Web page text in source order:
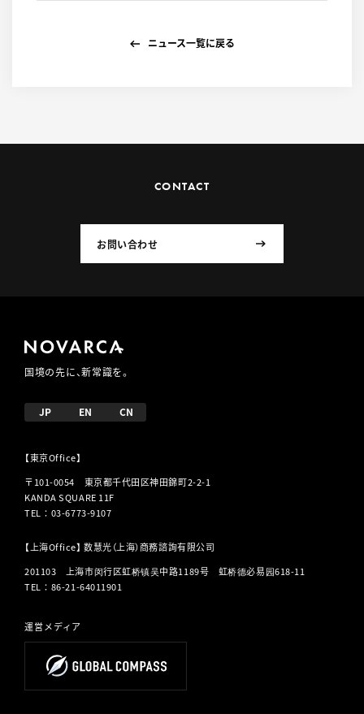
ニュース一覧に戻る
CONTACT
お問い合わせ
国境の先に、新常識を。
JP EN CN
【東京Office】
〒101-0054 東京都千代田区神田錦町2-2-1
KANDA SQUARE 11F
TEL ： 03-6773-9107
【上海Office】 数慧光（上海）商務諮詢有限公司
201103 上海市闵行区虹桥镇吴中路1189号 虹桥德必易园618-11
TEL ： 86-21-64011901
運営メディア